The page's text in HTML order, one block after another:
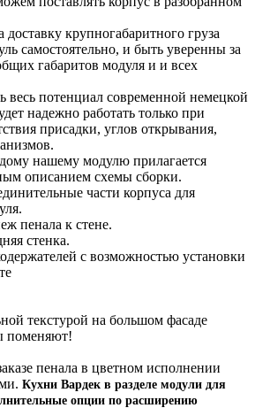
доставку крупногабаритного груза
самостоятельно, и быть уверенны за
габаритов модуля и и всех
весь потенциал современной немецкой
надежно работать только при
присадки, углов открывания,
нашему модулю прилагается
описанием схемы сборки.
части корпуса для
пенала к стене.
стенка.
с возможностью установки
текстурой на большом фасаде
поменяют!
пенала в цветном исполнении
Кухни Вардек в разделе модули для
опции по расширению